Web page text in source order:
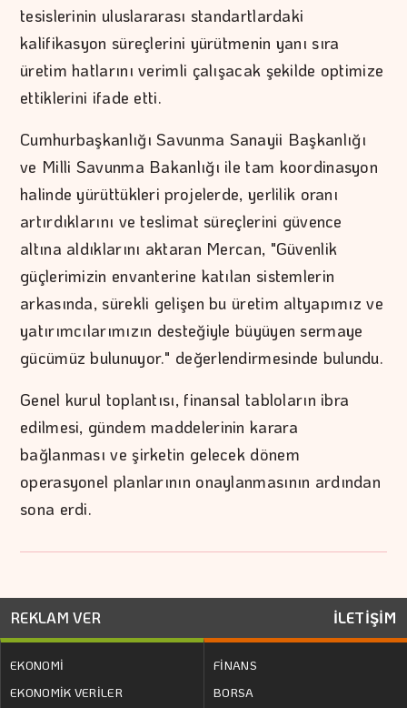
tesislerinin uluslararası standartlardaki
kalifikasyon süreçlerini yürütmenin yanı sıra
üretim hatlarını verimli çalışacak şekilde optimize
ettiklerini ifade etti.
Cumhurbaşkanlığı Savunma Sanayii Başkanlığı
ve Milli Savunma Bakanlığı ile tam koordinasyon
halinde yürüttükleri projelerde, yerlilik oranı
artırdıklarını ve teslimat süreçlerini güvence
altına aldıklarını aktaran Mercan, "Güvenlik
güçlerimizin envanterine katılan sistemlerin
arkasında, sürekli gelişen bu üretim altyapımız ve
yatırımcılarımızın desteğiyle büyüyen sermaye
gücümüz bulunuyor." değerlendirmesinde bulundu.
Genel kurul toplantısı, finansal tabloların ibra
edilmesi, gündem maddelerinin karara
bağlanması ve şirketin gelecek dönem
operasyonel planlarının onaylanmasının ardından
sona erdi.
REKLAM VER İLETİŞİM
EKONOMİ
EKONOMİK VERİLER
FİNANS
BORSA